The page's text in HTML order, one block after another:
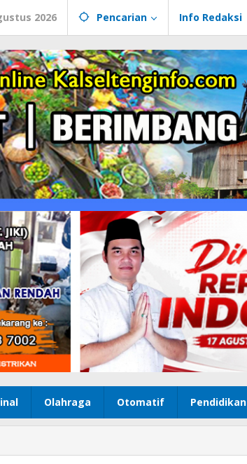
2026 Pencarian Info Redaksi
Olahraga Otomatif Pendidikan